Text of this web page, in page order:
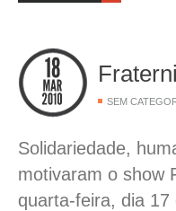
SEM
Solidariedade,
motivaram o show
quarta-feira, dia 17